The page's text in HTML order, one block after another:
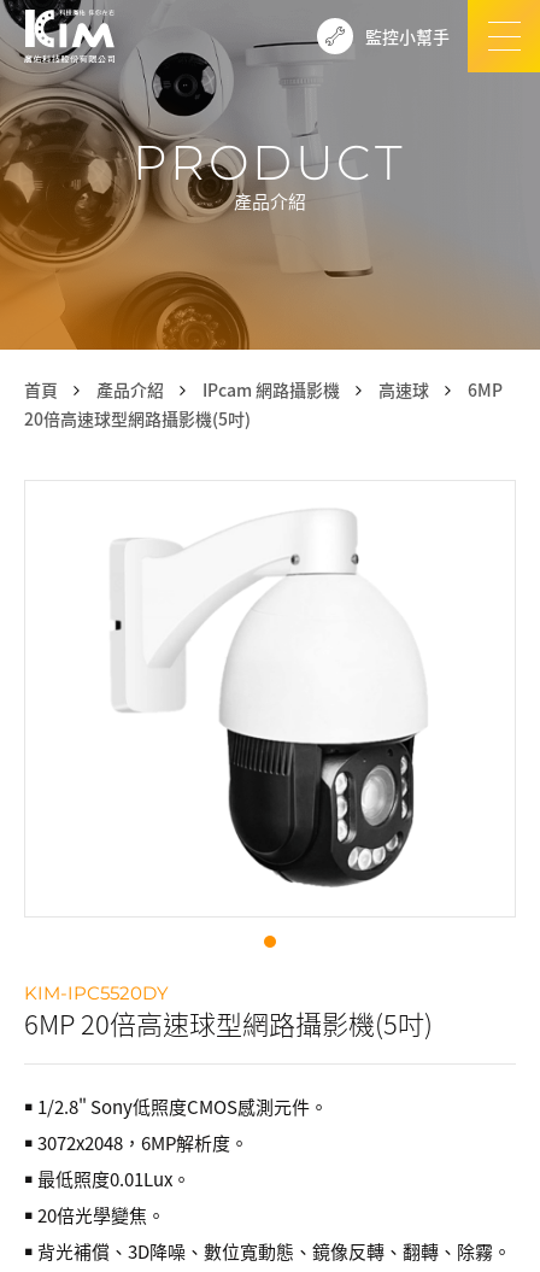
監控小幫手
PRODUCT
產品介紹
首頁 產品介紹 IPcam 網路攝影機 高速球
6MP
20倍高速球型網路攝影機(5吋)
KIM-IPC5520DY
6MP 20倍高速球型網路攝影機(5吋)
￭ 1/2.8" Sony低照度CMOS感測元件。
￭ 3072x2048，6MP解析度。
￭ 最低照度0.01Lux。
￭ 20倍光學變焦。
￭ 背光補償、3D降噪、數位寬動態、鏡像反轉、翻轉、除霧。